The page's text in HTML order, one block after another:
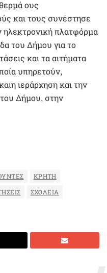
ους
και τους συνέστησε
ηλεκτρονική πλατφόρμα
του Δήμου για το
και τα αιτήματα
υπηρετούν,
ιεράρχηση και την
Δήμου, στην
ΚΡΉΤΗ
ΣΧΟΛΕΊΑ